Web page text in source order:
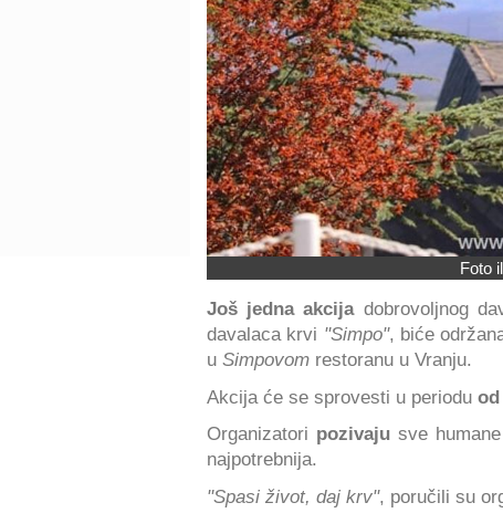
Foto
Još jedna akcijadobrovoljnog
davalaca krvi "Simpo", biće
u Simpovom restoranu u Vranju.
Akcija će se sprovesti u periodu od
Organizatori pozivajusve humane
najpotrebnija.
"Spasi život, daj krv", poručili su